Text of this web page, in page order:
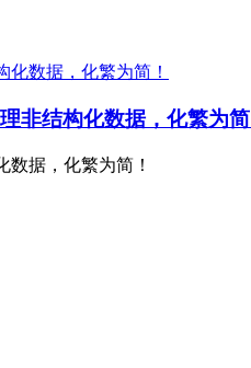
非结构化数据，化繁为简
数据，化繁为简！